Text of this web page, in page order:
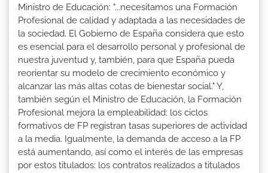
Ministro de Educación: "...necesitamos una Formación
Profesional de calidad y adaptada a las necesidades de
la sociedad. El Gobierno de España considera que esto
es esencial para el desarrollo personal y profesional de
nuestra juventud y, también, para que España pueda
reorientar su modelo de crecimiento económico y
alcanzar las más altas cotas de bienestar social." Y,
también según el Ministro de Educación, la Formación
Profesional mejora la empleabilidad: los ciclos
formativos de FP registran tasas superiores de actividad
a la media. Igualmente, la demanda de acceso a la FP
está aumentando, así como el interés de las empresas
por estos titulados: los contratos realizados a titulados